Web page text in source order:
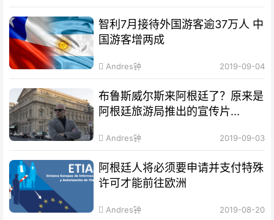
智利7月接待外国游客逾37万人 中
国游客增两成
Andres钟 2019-09-04
布鲁斯威尔斯来阿根廷了？原来是
阿根廷旅游局推出的宣传片...
Andres钟 2019-09-03
阿根廷人将必须要申请并支付特殊
许可才能前往欧洲
Andres钟 2019-08-20